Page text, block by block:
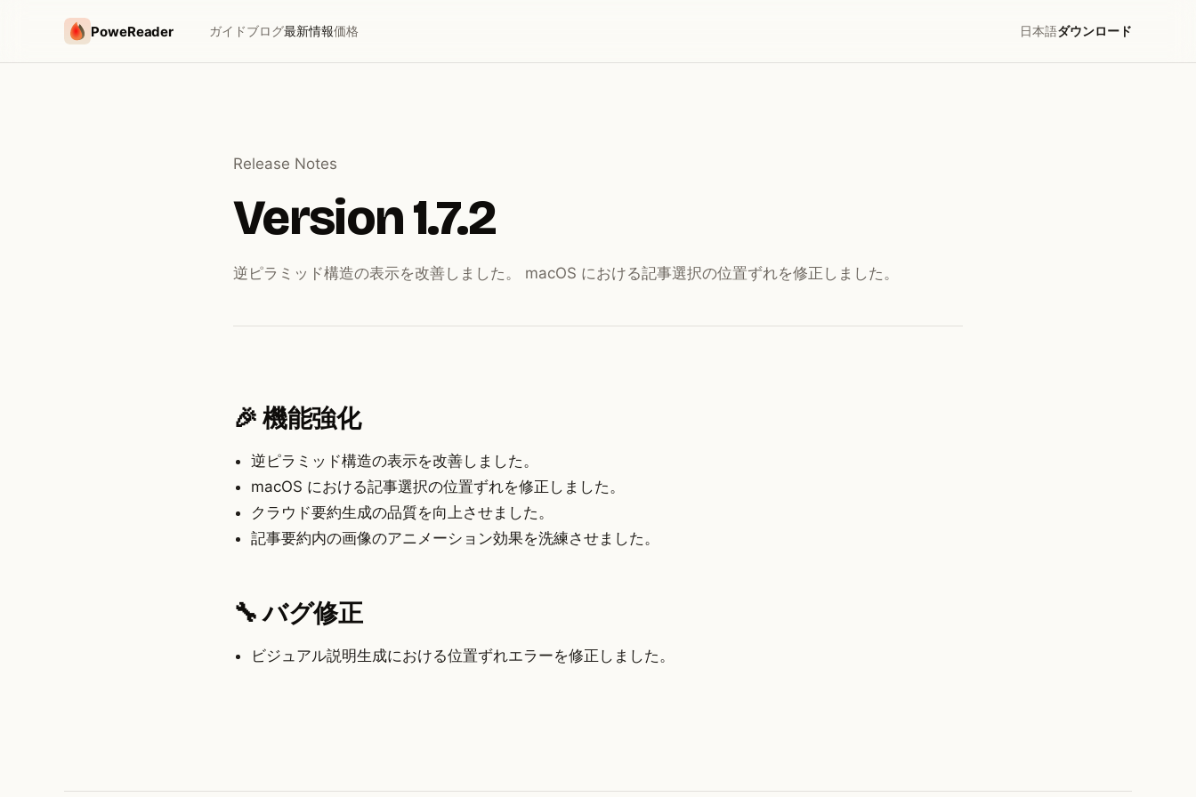
PoweReader ガイドブログ最新情報価格 日本語ダウンロード
Release Notes
Version 1.7.2
逆ピラミッド構造の表示を改善しました。 macOS における記事選択の位置ずれを修正しました。
🎉 機能強化
逆ピラミッド構造の表示を改善しました。
macOS における記事選択の位置ずれを修正しました。
クラウド要約生成の品質を向上させました。
記事要約内の画像のアニメーション効果を洗練させました。
🔧 バグ修正
ビジュアル説明生成における位置ずれエラーを修正しました。